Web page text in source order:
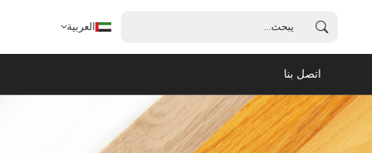
العربية
العربية
اتصل بنا